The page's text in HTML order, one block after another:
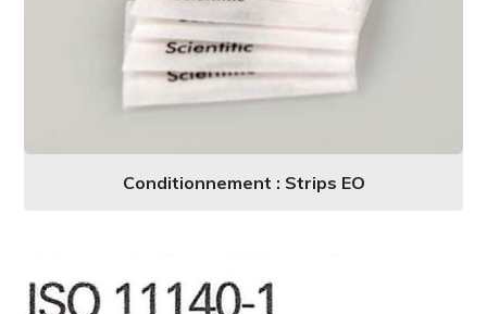
Conditionnement : Strips EO